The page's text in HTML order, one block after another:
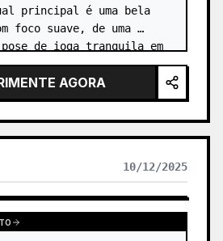
principal é uma bela
foco suave, de uma
pose de ioga tranquila em
do sol. …
AGORA
10/12/2025